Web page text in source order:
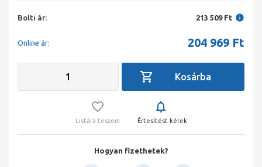
Bolti ár: 213 509 Ft
Online ár: 204 969 Ft
Listára teszem Értesítést kérek
Hogyan fizethetek?